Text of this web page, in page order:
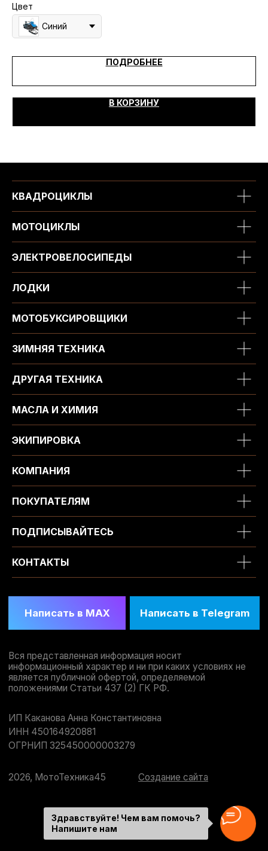
Цвет
Синий
ПОДРОБНЕЕ
В КОРЗИНУ
КВАДРОЦИКЛЫ
МОТОЦИКЛЫ
ЭЛЕКТРОВЕЛОСИПЕДЫ
ЛОДКИ
МОТОБУКСИРОВЩИКИ
ЗИМНЯЯ ТЕХНИКА
ДРУГАЯ ТЕХНИКА
МАСЛА И ХИМИЯ
ЭКИПИРОВКА
КОМПАНИЯ
ПОКУПАТЕЛЯМ
ПОДПИСЫВАЙТЕСЬ
КОНТАКТЫ
Здравствуйте! Чем вам помочь?
Напишите нам